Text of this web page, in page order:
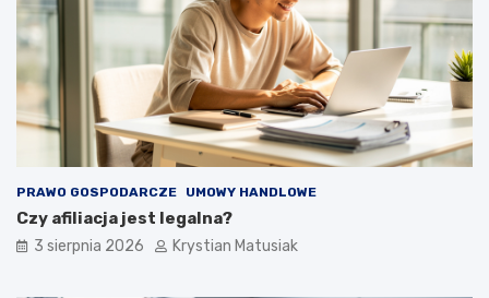
PRAWO GOSPODARCZE UMOWY HANDLOWE
Czy afiliacja jest legalna?
3 sierpnia 2026 Krystian Matusiak